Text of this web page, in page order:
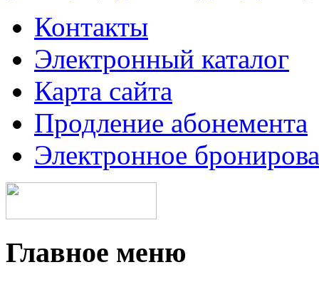
Контакты
Электронный каталог
Карта сайта
Продление абонемента
Электронное
Главное меню